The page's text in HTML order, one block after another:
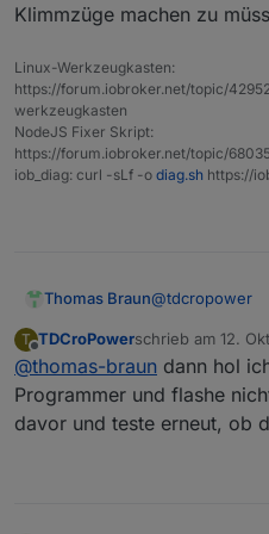
...
Klimmzüge machen zu
Linux-Werkzeugkasten:
https://forum.iobroker.net/topic/
werkzeugkasten
NodeJS Fixer Skript:
https://forum.iobroker.net/topic/
iob_diag: curl -sLf -o diag.sh https://
Thomas Braun@tdcropower
Möglich. Das
warum ich mir
Lust da
T
Offline
TDCroPowerschrieb am 12.
zuletzt editiert von
@thomas-braun dann hol
Programmer und flashe
davor und teste erneut, ob